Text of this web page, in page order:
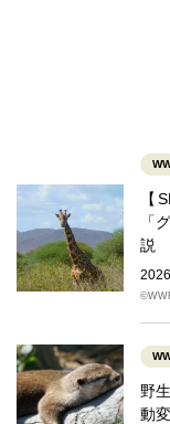
【
「
説
野
動